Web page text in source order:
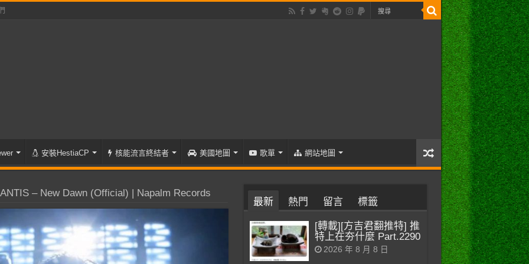
安裝HestiaCP 核能流言終結者 美國地圖 歌單 網站地圖
– New Dawn (Official) | Napalm Records
最新 熱門 留言 標籤
[轉載][方吉君翻推特] 推
特上在夯什麼 Part.2290
2026 年 8 月 8 日